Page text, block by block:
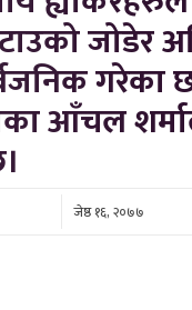
जोडेर
गरेका
आँचल
जेष्ठ १६, २०७७